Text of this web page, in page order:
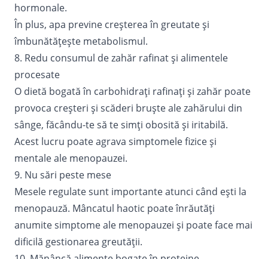
hormonale.
În plus, apa previne creșterea în greutate și
îmbunătățește metabolismul.
8. Redu consumul de zahăr rafinat și alimentele
procesate
O dietă bogată în carbohidrați rafinați și zahăr poate
provoca creșteri și scăderi bruște ale zahărului din
sânge, făcându-te să te simți obosită și iritabilă.
Acest lucru poate agrava simptomele fizice și
mentale ale menopauzei.
9. Nu sări peste mese
Mesele regulate sunt importante atunci când ești la
menopauză. Mâncatul haotic poate înrăutăți
anumite simptome ale menopauzei și poate face mai
dificilă gestionarea greutății.